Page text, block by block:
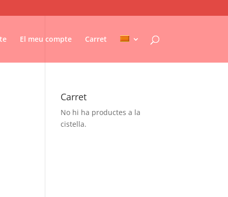
El meu compte Carret
Carret
No hi ha productes a la
cistella.